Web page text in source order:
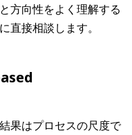
方向性をよく理解する
直接相談します。
果はプロセスの尺度で